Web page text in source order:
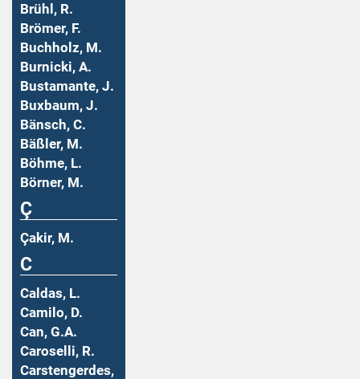
Brühl, R.
Brömer, F.
Buchholz, M.
Burnicki, A.
Bustamante, J.
Buxbaum, J.
Bänsch, C.
Bäßler, M.
Böhme, L.
Börner, M.
Ç
Çakir, M.
C
Caldas, L.
Camilo, D.
Can, G.A.
Caroselli, R.
Carstengerdes,